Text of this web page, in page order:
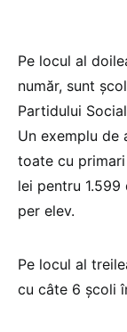
Pe locul al
număr, sunt
Partidului
Un exemplu de
toate cu primari
lei pentru
per elev.
Pe locul al
cu câte 6 școli